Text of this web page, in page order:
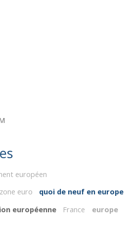
européen
zone euro
quoi de neuf en europe
européenne France
europe